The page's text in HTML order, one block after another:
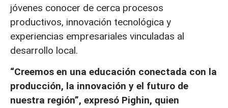
jóvenes conocer de cerca procesos
productivos, innovación tecnológica y
experiencias empresariales vinculadas al
desarrollo local.
“Creemos en una educación conectada con la
producción, la innovación y el futuro de
nuestra región”, expresó Pighin, quien